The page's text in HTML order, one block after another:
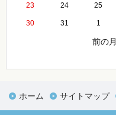
23 24 25
30 31 1
前の月
ホーム サイトマップ